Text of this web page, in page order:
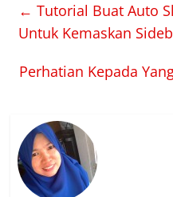
← Tutorial Buat Auto
Untuk Kemaskan
Perhatian Kepada